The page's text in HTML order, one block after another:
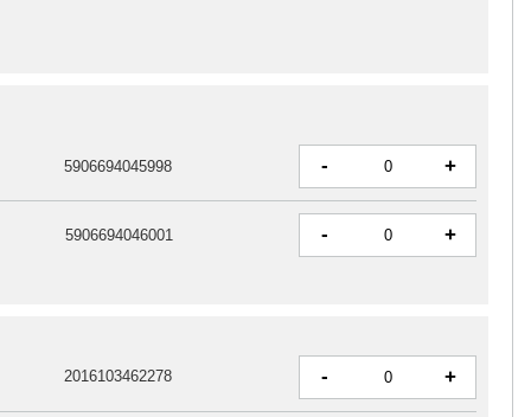
5906694045998 - +
5906694046001 - +
2016103462278 - +